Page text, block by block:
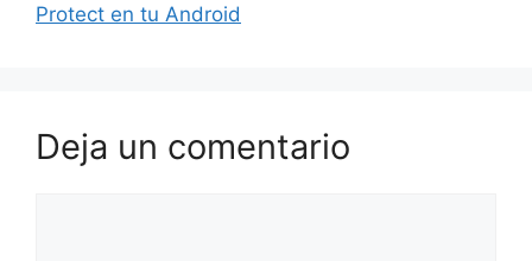
Protect en tu Android
Deja un comentario